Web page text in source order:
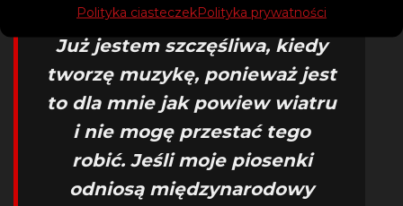
Polityka ciasteczekPolityka prywatności
kolejnymi moimi cechami?
Już jestem szczęśliwa, kiedy
tworzę muzykę, ponieważ jest
to dla mnie jak powiew wiatru
i nie mogę przestać tego
robić. Jeśli moje piosenki
odniosą międzynarodowy